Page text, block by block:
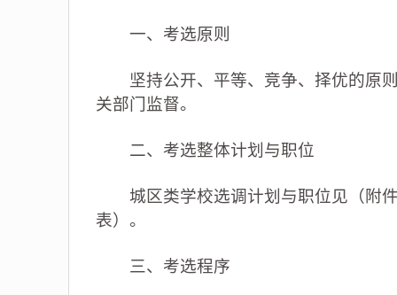
一、考选原则
坚持公开、平等、竞争、择优的原则
关部门监督。
二、考选整体计划与职位
城区类学校选调计划与职位见（附件
表）。
三、考选程序